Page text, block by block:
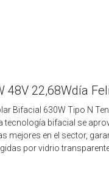
48V 22,68Wdía
Bifacial 630W Tipo N
bifacial se
mejores en el sector,
por vidrio